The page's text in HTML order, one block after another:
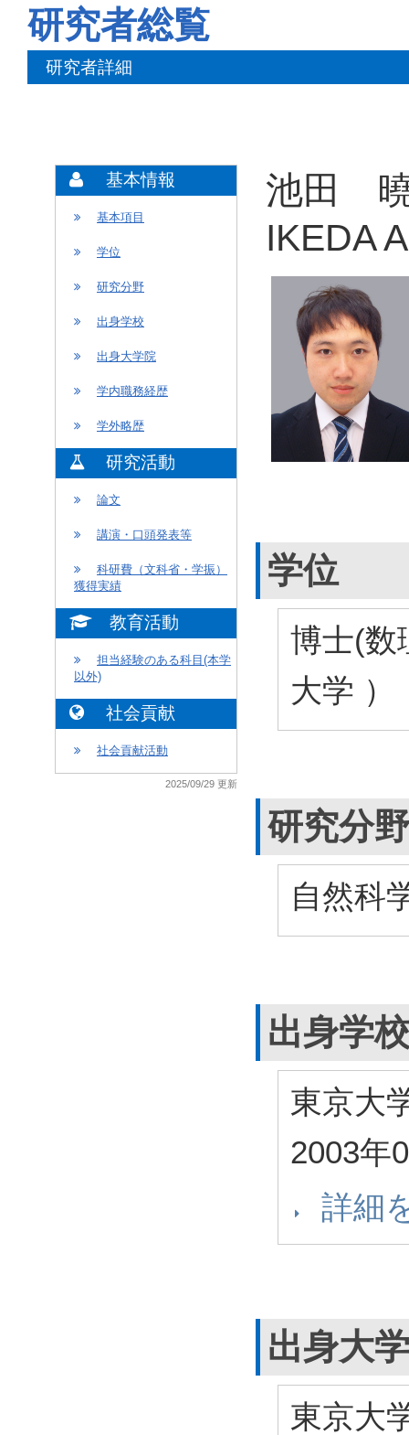
研究者総覧
研究者詳細
基本情報
基本項目
学位
研究分野
出身学校
出身大学院
学内職務経歴
学外略歴
研究活動
論文
講演・口頭発表等
科研費（文科省・学振）
獲得実績
教育活動
担当経験のある科目(本学
以外)
社会貢献
社会貢献活動
2025/09/29 更新
池田
IKEDA
学位
博士(
大学 ）
研究分野
自然科
出身学校
東京大
2003年
詳細
出身大
東京大